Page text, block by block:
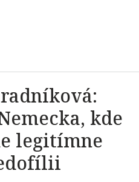
kde
legitímne